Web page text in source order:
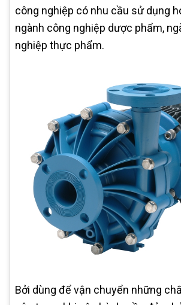
công nghiệp có nhu cầu sử dụng
ngành công nghiệp dược phẩm,
nghiệp thực phẩm.
Bởi dùng để vận chuyển những